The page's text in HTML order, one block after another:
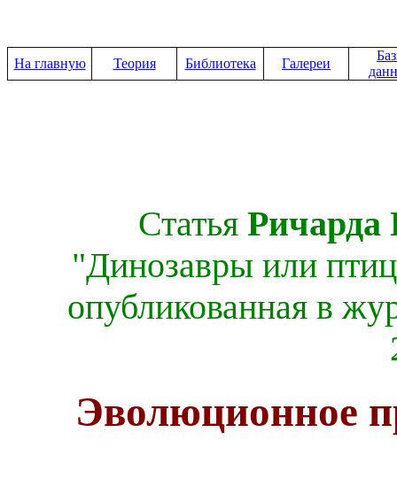
На главную Теория Библиотека Галереи
Статья Ричарда
"Динозавры или
опубликованная в
Эволюционное